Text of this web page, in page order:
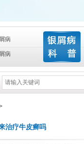
病
病
治疗牛皮癣吗